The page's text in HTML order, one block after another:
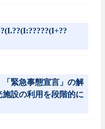
「緊急事態宣言」の解
設の利用を段階的に